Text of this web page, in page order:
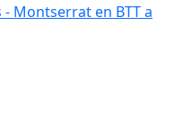
- Montserrat en BTT a